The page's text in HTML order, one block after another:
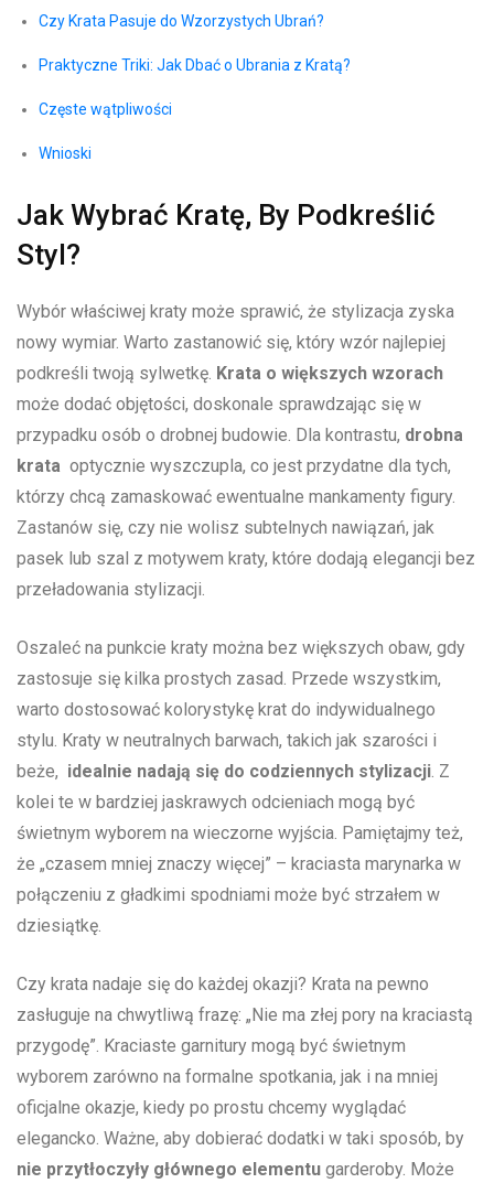
Czy ⁣Krata Pasuje do Wzorzystych Ubrań?
Praktyczne Triki: Jak⁣ Dbać o Ubrania z Kratą?
Częste wątpliwości
Wnioski
Jak Wybrać Kratę, By Podkreślić
Styl?
Wybór właściwej kraty może sprawić, że stylizacja zyska
nowy ‌wymiar. Warto zastanowić się, który wzór najlepiej
podkreśli twoją sylwetkę. Krata o większych wzorach
może dodać objętości, doskonale sprawdzając się w
przypadku osób o drobnej budowie. Dla kontrastu, drobna
krata ‌ optycznie wyszczupla, co jest przydatne dla tych,
którzy chcą zamaskować ewentualne mankamenty figury.
Zastanów​ się, czy nie wolisz ​subtelnych nawiązań, jak⁢
pasek lub szal z motywem kraty, które dodają elegancji ‍bez
przeładowania stylizacji.
Oszaleć na punkcie⁣ kraty można bez większych obaw, gdy
zastosuje się kilka prostych‌ zasad. Przede wszystkim,
⁢warto dostosować kolorystykę‍ krat do indywidualnego
stylu. Kraty w neutralnych barwach, takich jak szarości i
beże, ‌ idealnie nadają się do codziennych stylizacji. Z
kolei te w bardziej jaskrawych odcieniach mogą być
świetnym wyborem na wieczorne wyjścia. Pamiętajmy też,
że „czasem⁣ mniej znaczy‍ więcej” – kraciasta marynarka w
połączeniu z gładkimi spodniami​ może być strzałem w
dziesiątkę.
Czy krata nadaje się do każdej okazji? Krata na pewno
zasługuje na chwytliwą frazę: „Nie ma złej pory ⁢na kraciastą
przygodę”. Kraciaste garnitury mogą‍ być świetnym
wyborem zarówno na formalne spotkania, jak i na mniej
oficjalne okazje, kiedy po prostu chcemy wyglądać
elegancko. Ważne, aby dobierać⁢ dodatki w taki sposób, by
nie przytłoczyły ‍głównego elementu garderoby. Może